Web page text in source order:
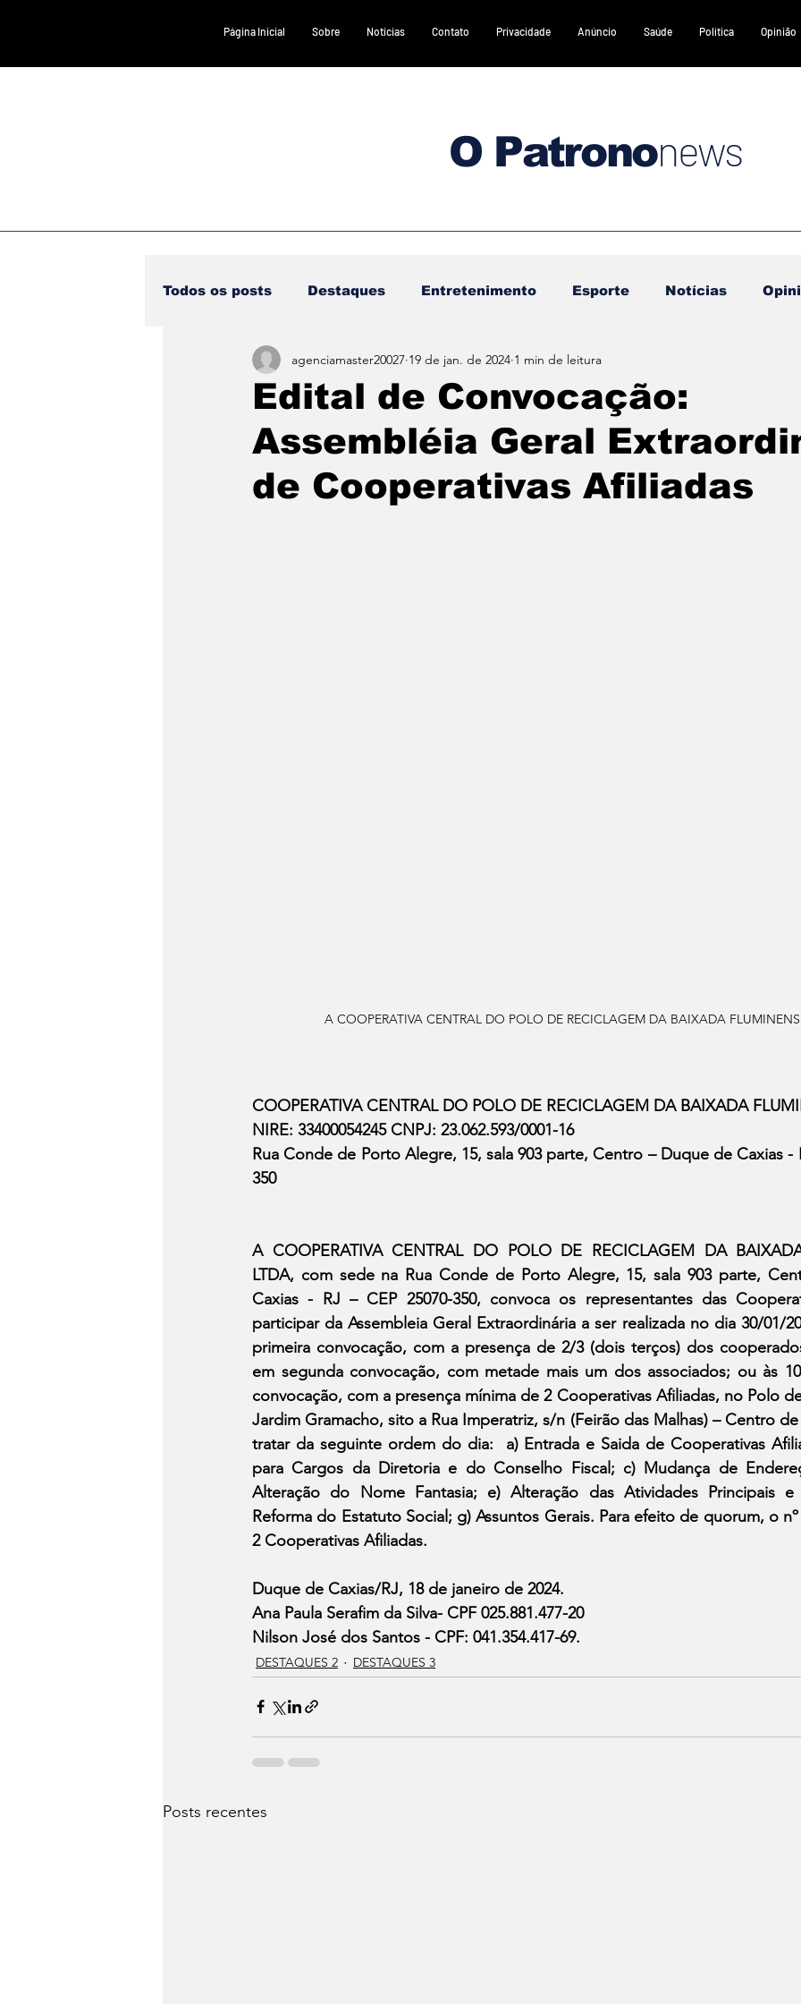
Página Inicial Sobre Notícias Contato Privacidade Anúncio Saúde Política Opinião
O Patrononews
Todos os posts Destaques Entretenimento Esporte Notícias
DESTAQUE 1 DESTAQUES 2 DESTAQUES 3
Edital de Convocação:
Assembléia Geral
de Cooperativas Afiliadas
agenciamaster20027 19 de jan. de 2024 1 min de leitura
A COOPERATIVA CENTRAL DO POLO DE RECICLAGEM DA BAIXADA
COOPERATIVA CENTRAL DO POLO DE RECICLAGEM DA BAIXADA
NIRE: 33400054245 CNPJ: 23.062.593/0001-16
Rua Conde de Porto Alegre, 15, sala 903 parte, Centro – Duque de Caxias -
350
A COOPERATIVA CENTRAL DO POLO DE RECICLAGEM DA
LTDA, com sede na Rua Conde de Porto Alegre, 15, sala 903 parte,
Caxias - RJ – CEP 25070-350, convoca os representantes das
participar da Assembleia Geral Extraordinária a ser realizada no dia 30/01/
primeira convocação, com a presença de 2/3 (dois terços) dos
em segunda convocação, com metade mais um dos associados; ou às
convocação, com a presença mínima de 2 Cooperativas Afiliadas, no Polo
Jardim Gramacho, sito a Rua Imperatriz, s/n (Feirão das Malhas) – Centro
tratar da seguinte ordem do dia:  a) Entrada e Saida de Cooperativas
para Cargos da Diretoria e do Conselho Fiscal; c) Mudança de
Alteração do Nome Fantasia; e) Alteração das Atividades Principais e
Reforma do Estatuto Social; g) Assuntos Gerais. Para efeito de quorum, o
2 Cooperativas Afiliadas.
Duque de Caxias/RJ, 18 de janeiro de 2024.
Ana Paula Serafim da Silva- CPF 025.881.477-20
Nilson José dos Santos - CPF: 041.354.417-69.
DESTAQUES 2 DESTAQUES 3
Posts recentes